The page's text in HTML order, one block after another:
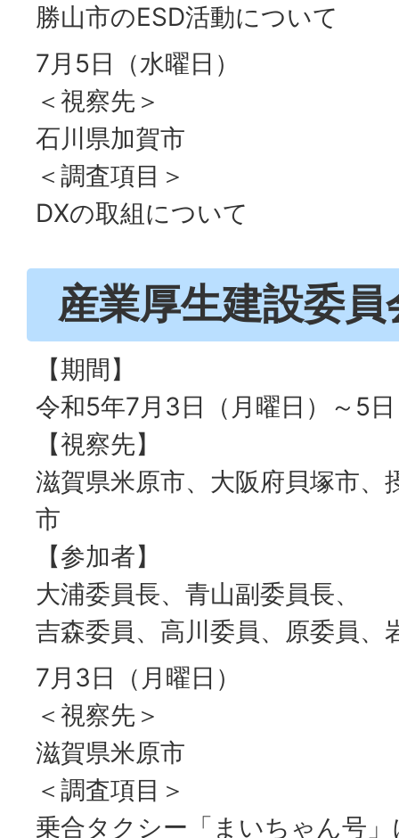
勝山市のESD活動について
7月5日（水曜日）
＜視察先＞
石川県加賀市
＜調査項目＞
DXの取組について
産業厚生建設委員
【期間】
令和5年7月3日（月曜日）～5
【視察先】
滋賀県米原市、大阪府貝塚市、
市
【参加者】
大浦委員長、青山副委員長、
吉森委員、高川委員、原委員、
7月3日（月曜日）
＜視察先＞
滋賀県米原市
＜調査項目＞
乗合タクシー「まいちゃん号